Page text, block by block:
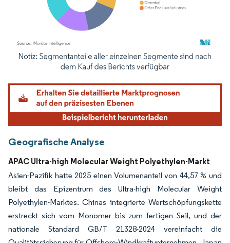
Bild © Mordor Intelligence. Wiederverwendung erfordert Namensnennung
Geografische Analyse
APAC Ultra-high Molecular Weight Polyethylen-Markt
Asien-Pazifik hatte 2025 einen Volumenanteil von 44,57 % und
bleibt das Epizentrum des Ultra-high Molecular Weight
Polyethylen-Marktes. Chinas integrierte Wertschöpfungskette
erstreckt sich vom Monomer bis zum fertigen Seil, und der
nationale Standard GB/T 21328-2024 vereinfacht die